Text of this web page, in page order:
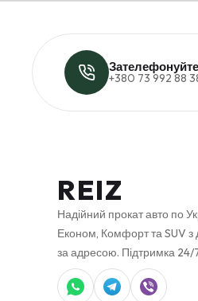
Зателефонуйте
+380 73 992 88
REIZ
Надійний прокат авто по
Економ, Комфорт та SUV з
за адресою. Підтримка 24/